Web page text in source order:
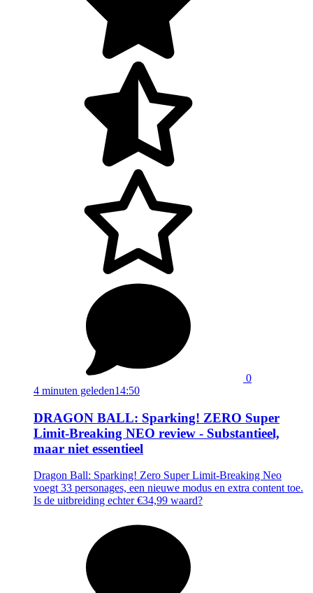
0
4 minuten geleden14:50
DRAGON BALL: Sparking! ZERO Super
Limit-Breaking NEO review - Substantieel,
maar niet essentieel
Dragon Ball: Sparking! Zero Super Limit-Breaking Neo
voegt 33 personages, een nieuwe modus en extra content toe.
Is de uitbreiding echter €34,99 waard?